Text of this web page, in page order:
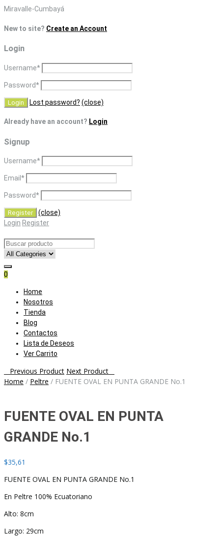
Skip
content
Miravalle-Cumbayá
New to site? Create an Account
Login
Username*
Password*
Lost password? (close)
Already have an account? Login
Signup
Username*
Email *
Password*
(close)
Login Register
0
Skip
content
Home
Nosotros
Tienda
Blog
Contactos
Lista de Deseos
Ver Carrito
Post
navigation
Previous Product Next Product
Home / Peltre / FUENTE OVAL EN PUNTA GRANDE No.1
FUENTE OVAL EN PUNTA
GRANDE No.1
$35,61
FUENTE OVAL EN PUNTA GRANDE No.1
En Peltre 100% Ecuatoriano
Alto: 8cm
Largo: 29cm